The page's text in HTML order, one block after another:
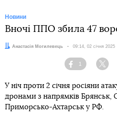
Новини
Вночі ППО збила 47
Автор:
Анастасія Могилевець Дата:
09:14, 02 січня 2025
Facebook
1
У ніч проти 2 січня росіяни
дронами з напрямків Брянськ,
Приморсько-Ахтарськ у РФ.